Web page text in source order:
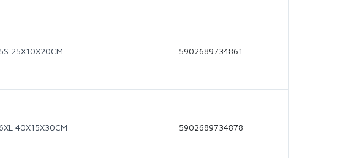
25X10X20CM 5902689734861
40X15X30CM 5902689734878